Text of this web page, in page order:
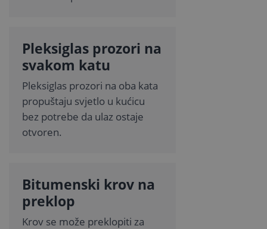
Pleksiglas prozori na
svakom katu
Pleksiglas prozori na oba kata
propuštaju svjetlo u kućicu
bez potrebe da ulaz ostaje
otvoren.
Bitumenski krov na
preklop
Krov se može preklopiti za